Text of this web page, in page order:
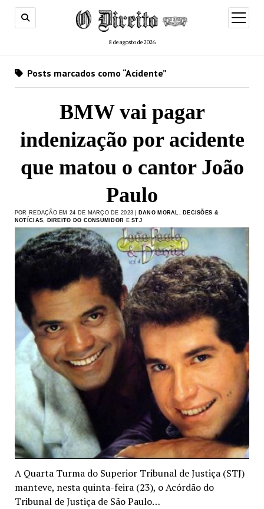
8 de agosto de 2026
menu
de
Posts marcados como “Acidente”
BMW vai pagar
indenização por acidente
que matou o cantor João
Paulo
POR REDAÇÃO EM 24 DE MARÇO DE 2023 | DANO MORAL, DECISÕES &
NOTÍCIAS, DIREITO DO CONSUMIDOR ESTJ
A Quarta Turma do Superior Tribunal de Justiça (STJ)
manteve, nesta quinta-feira (23), o Acórdão do
Tribunal de Justiça de São Paulo…